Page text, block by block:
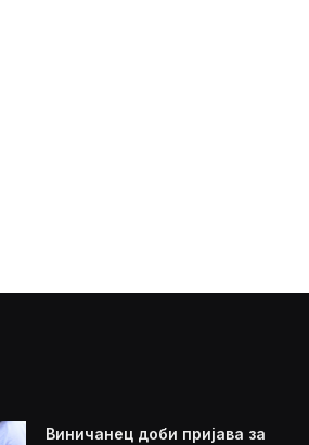
Виничанец доби пријава за